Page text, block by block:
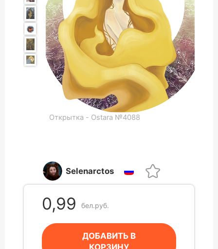
Открытка - Ostara №4088
Selenarctos
0,99 бел.руб.
ДОБАВИТЬ В